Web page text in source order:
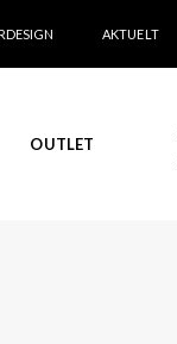
AKTUELT
OUTLET